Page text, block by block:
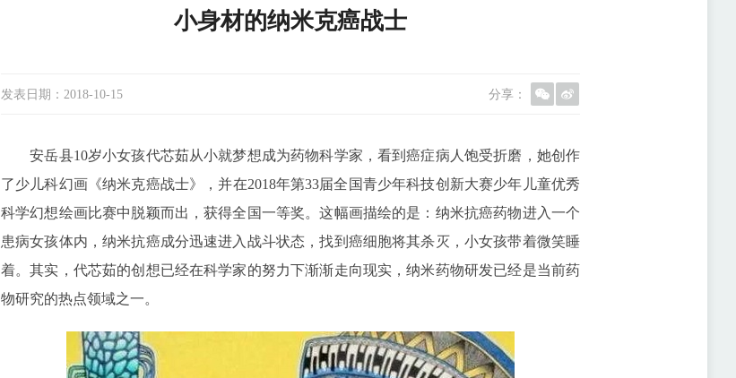
小身材的纳米克癌战士
发表日期： 2018-10-15 分享：
安岳县10岁小女孩代芯茹从小就梦想成为药物科学家，看到癌症病人饱受折磨，她创作
了少儿科幻画《纳米克癌战士》，并在2018年第33届全国青少年科技创新大赛少年儿童优秀
科学幻想绘画比赛中脱颖而出，获得全国一等奖。这幅画描绘的是：纳米抗癌药物进入一个
患病女孩体内，纳米抗癌成分迅速进入战斗状态，找到癌细胞将其杀灭，小女孩带着微笑睡
着。其实，代芯茹的创想已经在科学家的努力下渐渐走向现实，纳米药物研发已经是当前药
物研究的热点领域之一。